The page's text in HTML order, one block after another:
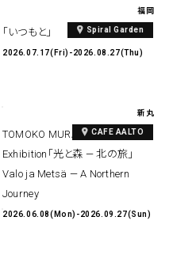
福岡
Spiral Garden
「いつもと」
2026.07.17(Fri)-2026.08.27(Thu)
新丸
CAFE AALTO
TOMOKO MURATA Solo
Exhibition「光と森 — 北の旅」
Valo ja Metsä — A Northern
Journey
2026.06.08(Mon)-2026.09.27(Sun)